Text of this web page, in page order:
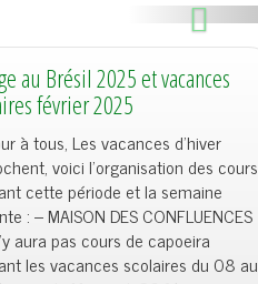
S
u
i
a
n
t
au Brésil 2025 et vacances
février 2025
à tous, Les vacances d’hiver
voici l’organisation des cours
cette période et la semaine
: – MAISON DES CONFLUENCES
aura pas cours de capoeira
les vacances scolaires du 08 au